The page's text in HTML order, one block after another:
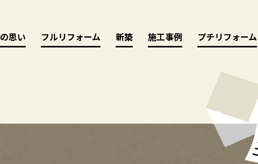
思い
思い フルリフォーム
フルリフォーム 新築
新築 施工事例
施工事例 プチリフォーム
プチリフォーム